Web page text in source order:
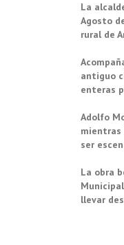
La
Agosto
rural de
antiguo
enteras
Adolfo
mientras
ser
La obra
llevar